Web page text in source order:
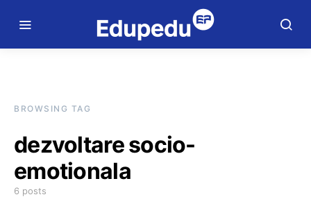
BROWSING TAG
dezvoltare socio-
emotionala
6 posts